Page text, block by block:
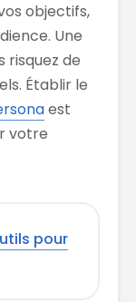
objectifs,
Une
risquez de
Établir le
est
votre
pour